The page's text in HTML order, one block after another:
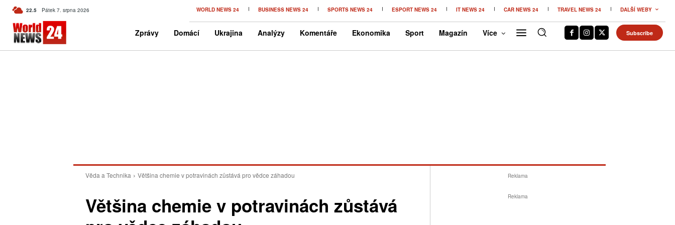
22.5 C Czech
Pátek 7. srpna 2026 WORLD NEWS 24 BUSINESS NEWS 24 SPORTS NEWS 24 ESPORT NEWS 24 IT NEWS 24 CAR NEWS 24 TRAVEL NEWS 24 DALŠÍ WEBY
Zprávy Domácí Ukrajina Analýzy Komentáře Ekonomika Sport Magazín Více Subscribe
Věda a Technika Většina chemie v potravinách zůstává pro vědce záhadou
Většina chemie v potravinách zůstává
Reklama
Reklama